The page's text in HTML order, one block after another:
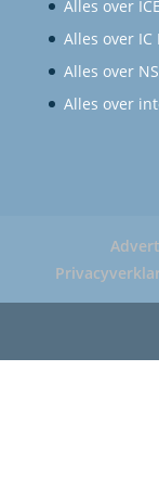
Alles over
Alles over IC
Alles over
Alles over